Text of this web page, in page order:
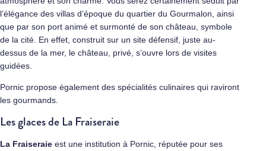
l’élégance des villas d’époque du quartier du Gourmalon, ainsi
que par son port animé et surmonté de son château, symbole
de la cité. En effet, construit sur un site défensif, juste au-
dessus de la mer, le château, privé, s’ouvre lors de visites
guidées.
Pornic propose également des spécialités culinaires qui raviront
les gourmands.
Les glaces de La Fraiseraie
La Fraiseraie est une institution à Pornic, réputée pour ses